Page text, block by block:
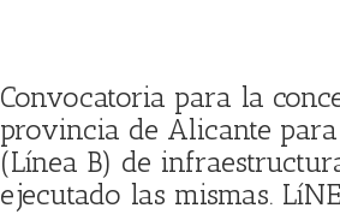
Convocatoria para la
provincia de Alicante
(Línea B) de
ejecutado las mismas.